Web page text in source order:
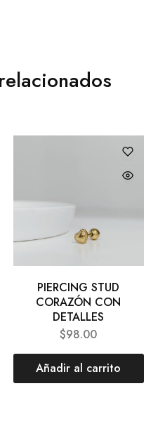
PIERCING STUD
CORAZÓN CON
DETALLES
$98.00
Añadir al carrito